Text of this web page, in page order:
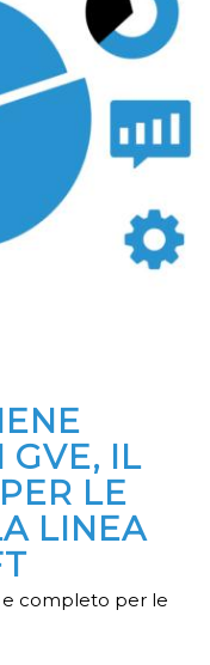
GVE, IL
LE
LINEA
e completo per le